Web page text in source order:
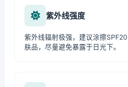
紫外线强度
紫外线辐射极强，建议涂擦
肤品，尽量避免暴露于日光下。